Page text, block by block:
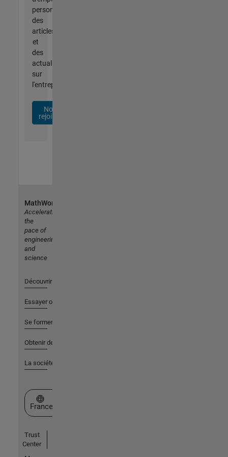
personnalisées,
des
articles
et
des
actualités
sur
l'entreprise.
Nous
rejoindre
MathWorks
Accelerating
the
pace of
engineering
and
science
Découvrir les produits
Essayer ou acheter
Se former
Obtenir de l'aide
La société
Sélectionner un site web
France
Trust
Center